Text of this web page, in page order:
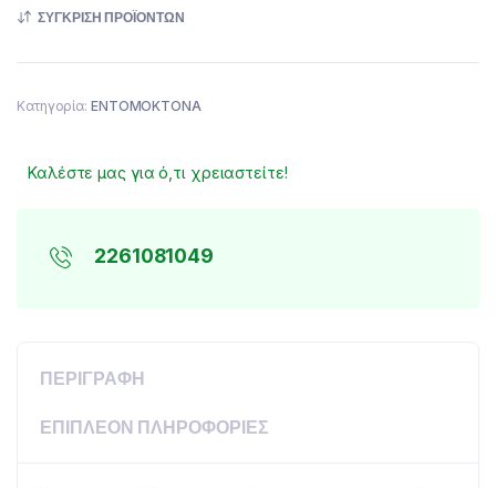
ΣΎΓΚΡΙΣΗ ΠΡΟΪΌΝΤΩΝ
Κατηγορία: ΕΝΤΟΜΟΚΤΟΝΑ
Καλέστε μας για ό,τι χρειαστείτε!
2261081049
ΠΕΡΙΓΡΑΦΉ
ΕΠΙΠΛΈΟΝ ΠΛΗΡΟΦΟΡΊΕΣ